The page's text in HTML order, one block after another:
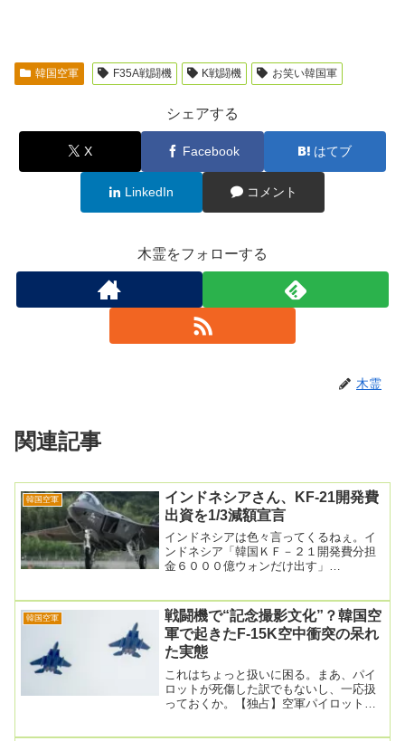
韓国空軍 F35A戦闘機 K戦闘機 お笑い韓国軍
シェアする
X Facebook はてブ
LinkedIn コメント
木霊をフォローする
木霊
関連記事
韓国空軍
インドネシアさん、KF-21開発費
出資を1/3減額宣言
インドネシアは色々言ってくるねぇ。イ
ンドネシア「韓国ＫＦ－２１開発費分担
金６０００億ウォンだけ出す」
韓国空軍
戦闘機で“記念撮影文化”？韓国空
軍で起きたF-15K空中衝突の呆れ
た実態
これはちょっと扱いに困る。まあ、パイ
ロットが死傷した訳でもないし、一応扱
っておくか。【独占】空軍パイロット